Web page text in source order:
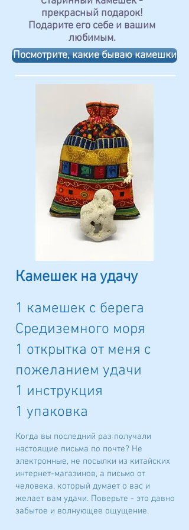
прекрасный подарок!
Подарите его себе и вашим
любимым.
Посмотрите, какие бываю камешки
Камешек на удачу
1 камешек с берега
Средиземного моря
1 открытка от меня с
пожеланием удачи
1 инструкция
1 упаковка
Когда вы последний раз получали
настоящие письма по почте? Не
электронные, не посылки из китайских
интернет-магазинов, а письмо от
человека, который думает о вас и
желает вам удачи. Поверьте - это давно
забытое и волнующее ощущение.